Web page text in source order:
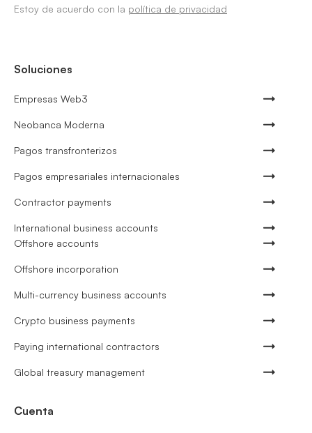
Estoy de acuerdo con la política de privacidad
Soluciones
Empresas Web3
Neobanca Moderna
Pagos transfronterizos
Pagos empresariales internacionales
Contractor payments
International business accounts
Offshore accounts
Offshore incorporation
Multi-currency business accounts
Crypto business payments
Paying international contractors
Global treasury management
Cuenta